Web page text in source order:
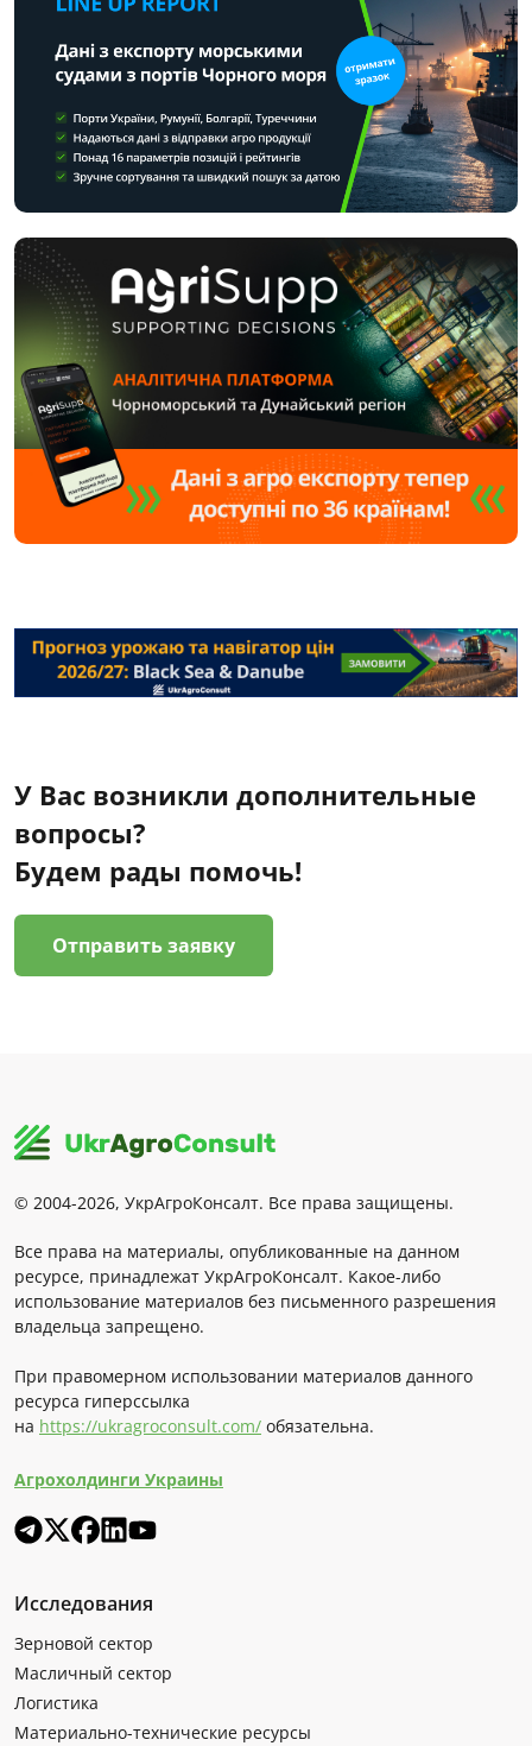
У Вас возникли дополнительные
вопросы?
Будем рады помочь!
Отправить заявку
© 2004-2026, УкрАгроКонсалт. Все права защищены.
Все права на материалы, опубликованные на данном
ресурсе, принадлежат УкрАгроКонсалт. Какое-либо
использование материалов без письменного разрешения
владельца запрещено.
При правомерном использовании материалов данного
ресурса гиперссылка
на https://ukragroconsult.com/ обязательна.
Агрохолдинги Украины
Исследования
Зерновой сектор
Масличный сектор
Логистика
Материально-технические ресурсы